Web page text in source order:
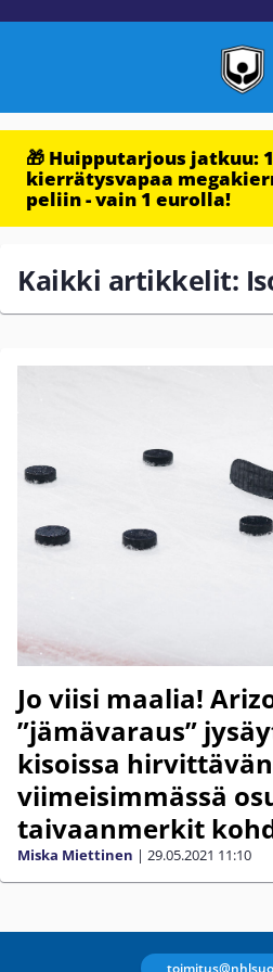
🎁 Huipputarjous jatkuu:
kierrätysvapaa
peliin - vain 1 eurolla!
Kaikki artikkelit:
Jo viisi maalia!
”jämävaraus”
kisoissa
viimeisimmässä
taivaanmerkit
Miska Miettinen | 29.05.2021 11:10